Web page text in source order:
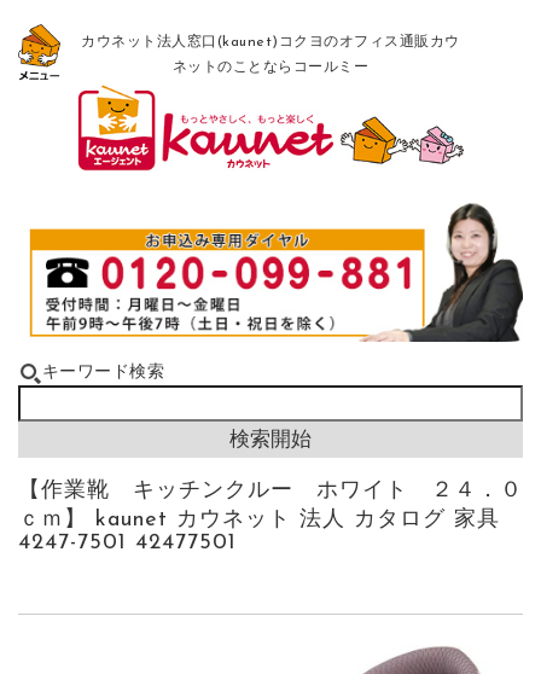
カウネット法人窓口(kaunet)コクヨのオフィス通販カウ
ネットのことならコールミー
キーワード検索
【作業靴 キッチンクルー ホワイト ２４．０
ｃｍ】 kaunet カウネット 法人 カタログ 家具
4247-7501 42477501